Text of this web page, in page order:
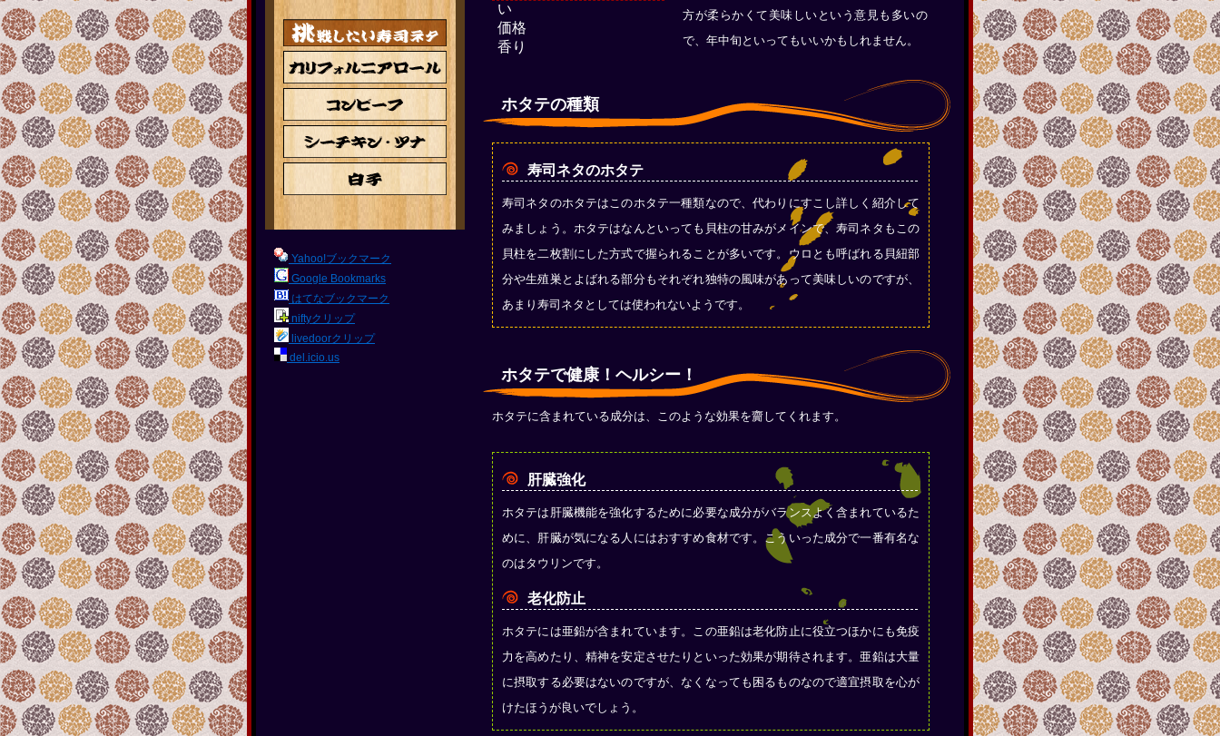
Yahoo!ブックマーク
Google Bookmarks
はてなブックマーク
niftyクリップ
livedoorクリップ
del.icio.us
い
価格
香り
方が柔らかくて美味しいという意見も多いの
で、年中旬といってもいいかもしれません。
ホタテの種類
寿司ネタのホタテ
寿司ネタのホタテはこのホタテ一種類なので、代わりにすこし詳しく紹介して
みましょう。ホタテはなんといっても貝柱の甘みがメインで、寿司ネタもこの
貝柱を二枚割にした方式で握られることが多いです。ウロとも呼ばれる貝紐部
分や生殖巣とよばれる部分もそれぞれ独特の風味があって美味しいのですが、
あまり寿司ネタとしては使われないようです。
ホタテで健康！ヘルシー！
ホタテに含まれている成分は、このような効果を齎してくれます。
肝臓強化
ホタテは肝臓機能を強化するために必要な成分がバランスよく含まれているた
めに、肝臓が気になる人にはおすすめ食材です。こういった成分で一番有名な
のはタウリンです。
老化防止
ホタテには亜鉛が含まれています。この亜鉛は老化防止に役立つほかにも免疫
力を高めたり、精神を安定させたりといった効果が期待されます。亜鉛は大量
に摂取する必要はないのですが、なくなっても困るものなので適宜摂取を心が
けたほうが良いでしょう。